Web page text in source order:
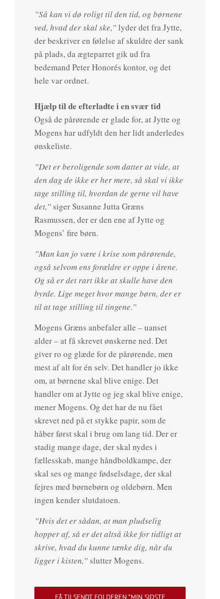
”Så kan vi dø roligt til den tid, og børnene
ved, hvad der skal ske,”lyder det fra Jytte,
der beskriver en følelse af skuldre der sank
på plads, da ægteparret gik ud fra
bedemand Peter Honorés kontor, og det
hele var ordnet.
Hjælp til de efterladte i en svær tid
Også de pårørende er glade for, at Jytte og
Mogens har udfyldt den her lidt anderledes
ønskeliste.
”Det er beroligende som datter at vide, at
den dag de ikke er her mere, så skal vi ikke
tage stilling til, hvordan de gerne vil have
det,” siger Susanne Jutta Græns
Rasmussen, der er den ene af Jytte og
Mogens’ fire børn.
”Man kan jo være i krise som pårørende,
også selvom ens forældre er oppe i årene.
Og så er det rart ikke at skulle have den
byrde. Lige meget hvor mange børn, der er
til at tage stilling til tingene.”
Mogens Græns anbefaler alle – uanset
alder – at få skrevet ønskerne ned. Det
giver ro og glæde for de pårørende, men
mest af alt for én selv. Det handler jo ikke
om, at børnene skal blive enige. Det
handler om at Jytte og jeg skal blive enige,
mener Mogens. Og det har de nu fået
skrevet ned på et stykke papir, som de
håber først skal i brug om lang tid. Der er
stadig mange dage, der skal nydes i
fællesskab, mange håndboldkampe, der
skal ses og mange fødselsdage, der skal
fejres med børnebørn og oldebørn. Men
ingen kender slutdatoen.
”Hvis det er sådan, at man pludselig
hopper af, så er det altså ikke for tidligt at
skrive, hvad du kunne tænke dig, når du
ligger i kisten,” slutter Mogens.
FÅ TILSENDT FOLDEREN ”MIN SIDSTE